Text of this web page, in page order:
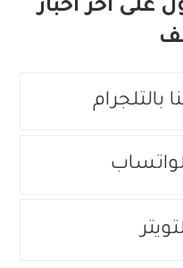
على آخر أخبار
بالتلجرام